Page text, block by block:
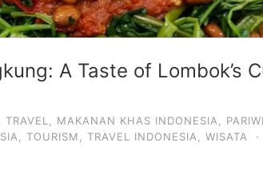
A Taste of Lombok’s
MAKANAN KHAS INDONESIA
TOURISM TRAVEL INDONESIA WISATA ·